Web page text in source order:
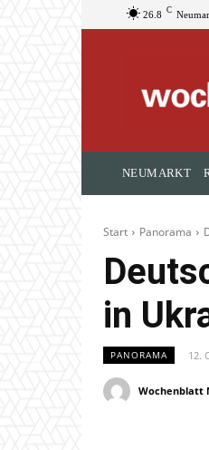
26.8 C
NEUMARKT
Start Panorama
in
PANORAMA 12.
Wochenblatt